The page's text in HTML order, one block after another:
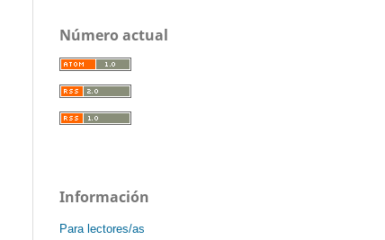
Número actual
Información
Para lectores/as